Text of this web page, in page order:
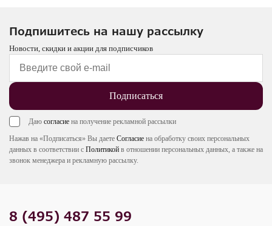
Подпишитесь на нашу рассылку
Новости, скидки и акции для подписчиков
Подписаться
Даю согласие на получение рекламной рассылки
Нажав на «Подписаться» Вы даете Согласие на обработку своих персональных
данных в соответствии с Политикой в отношении персональных данных, а также на
звонок менеджера и рекламную рассылку.
8 (495) 487 55 99